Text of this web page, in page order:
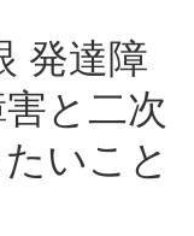
発達障
と二次
いこと